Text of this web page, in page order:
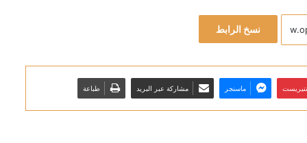
نسخ الرابط
ماسنجر مشاركة عبر البريد طباعة